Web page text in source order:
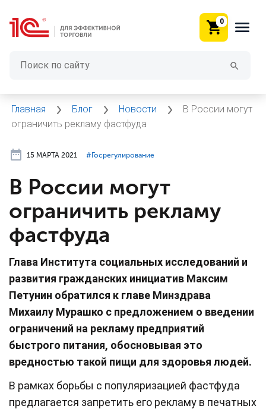
0
Главная Блог Новости
В России могут
ограничить рекламу фастфуда
15 МАРТА 2021 #⁣Госрегулирование
В России могут
ограничить рекламу
фастфуда
Глава Института социальных исследований и
развития гражданских инициатив Максим
Петунин обратился к главе Минздрава
Михаилу Мурашко с предложением о введении
ограничений на рекламу предприятий
быстрого питания, обосновывая это
вредностью такой пищи для здоровья людей.
В рамках борьбы с популяризацией фастфуда
предлагается запретить его рекламу в печатных